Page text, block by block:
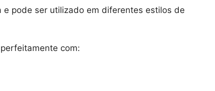
pode ser utilizado em diferentes estilos de
com: